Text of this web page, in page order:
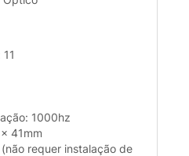
1000hz
41mm
requer instalação de